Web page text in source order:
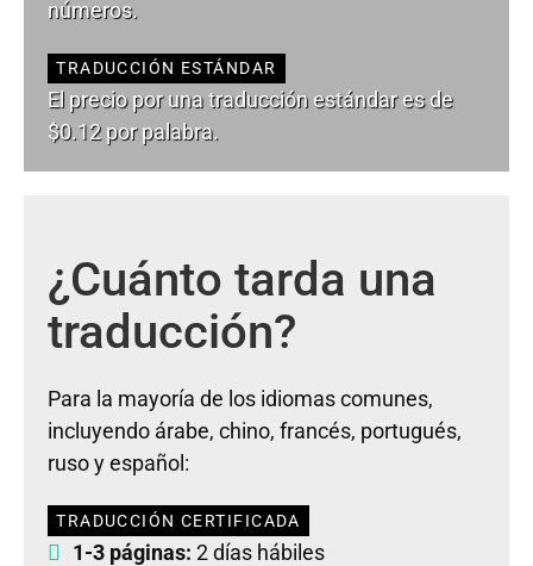
números.
TRADUCCIÓN ESTÁNDAR
El precio por una traducción estándar es de
$0.12 por palabra.
¿Cuánto tarda una
traducción?
Para la mayoría de los idiomas comunes,
incluyendo árabe, chino, francés, portugués,
ruso y español:
TRADUCCIÓN CERTIFICADA
1-3 páginas: 2 días hábiles